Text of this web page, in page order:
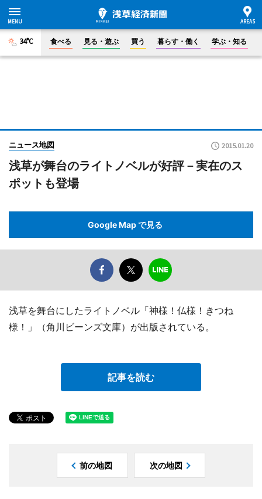
34°C 食べる 見る・遊ぶ 買う 暮らす・働く 学ぶ・知る
ニュース地図 2015.01.20
浅草が舞台のライトノベルが好評－実在のス
ポットも登場
Google Map で見る
浅草を舞台にしたライトノベル「神様！仏様！きつね
様！」（角川ビーンズ文庫）が出版されている。
記事を読む
前の地図 次の地図